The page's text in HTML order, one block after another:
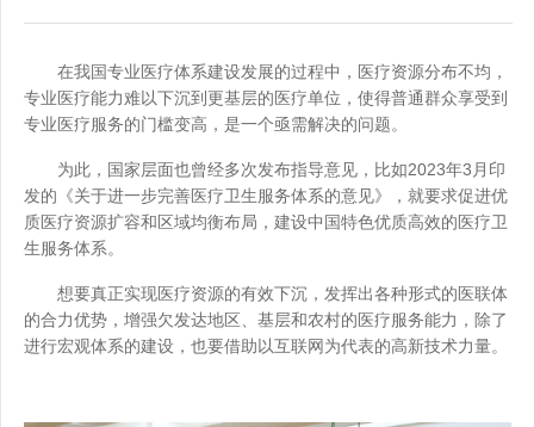
在我国专业医疗体系建设发展的过程中，医疗资源分布不均，
专业医疗能力难以下沉到更基层的医疗单位，使得普通群众享受到
专业医疗服务的门槛变高，是一个亟需解决的问题。
为此，国家层面也曾经多次发布指导意见，比如2023年3月印
发的《关于进一步完善医疗卫生服务体系的意见》，就要求促进优
质医疗资源扩容和区域均衡布局，建设中国特色优质高效的医疗卫
生服务体系。
想要真正实现医疗资源的有效下沉，发挥出各种形式的医联体
的合力优势，增强欠发达地区、基层和农村的医疗服务能力，除了
进行宏观体系的建设，也要借助以互联网为代表的高新技术力量。